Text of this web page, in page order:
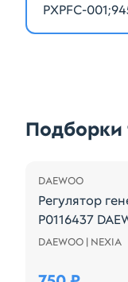
PXPFC-
Подборки
DAEWOO
Регулятор
P0116437
DAEWOO | NEXIA